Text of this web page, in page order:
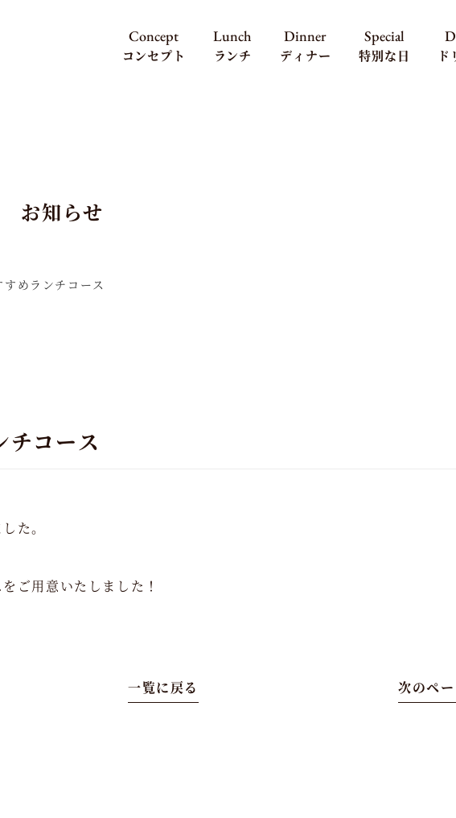
Concept
コンセプト
Lunch
ランチ
Dinner
ディナー
Special
特別な日 ド
お知らせ
すめランチコース
チコース
た。
をご用意いたしました！
一覧に戻る 次のペ